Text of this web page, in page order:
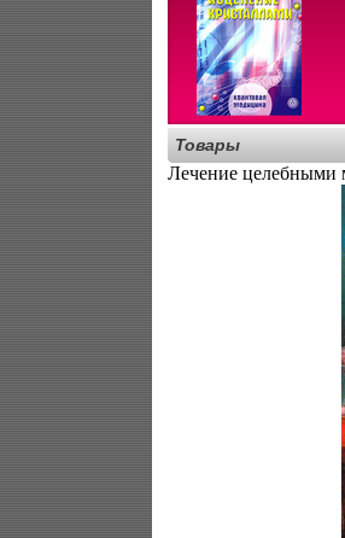
Товары
Лечение целебными